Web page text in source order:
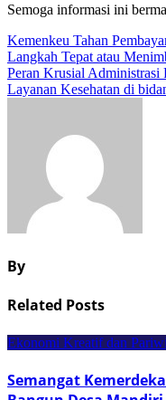
Semoga informasi ini
Navigasi
pos
Kemenkeu Tahan
Langkah Tepat atau
Peran Krusial Administrasi
Layanan Kesehatan di
By
Related Posts
Ekonomi Kreatif dan
Semangat